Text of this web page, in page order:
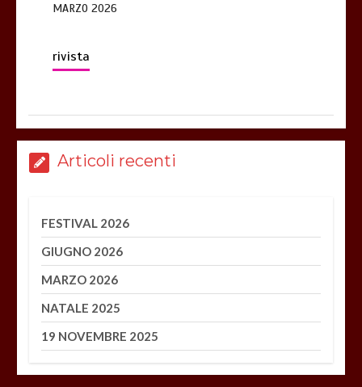
MARZO 2026
rivista
Articoli recenti
FESTIVAL 2026
GIUGNO 2026
MARZO 2026
NATALE 2025
19 NOVEMBRE 2025